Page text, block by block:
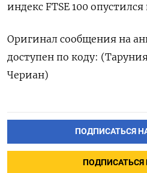
⁠индекс FTSE 100 опустился
Оригинал сообщения на
доступен по коду:
Чериан)
ПОДПИСАТЬСЯ
ПОДПИСАТЬСЯ